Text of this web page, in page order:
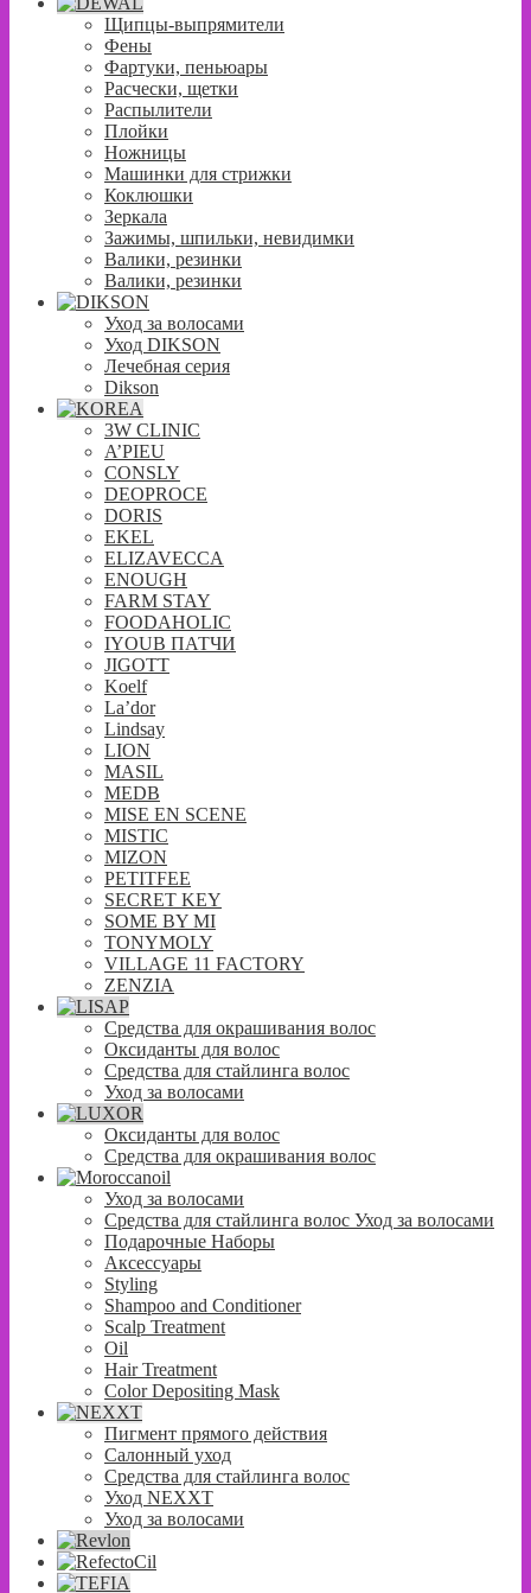
Щипцы-выпрямители
Фены
Фартуки, пеньюары
Расчески, щетки
Распылители
Плойки
Ножницы
Машинки для стрижки
Коклюшки
Зеркала
Зажимы, шпильки, невидимки
Валики, резинки
Валики, резинки
Уход за волосами
Уход DIKSON
Лечебная серия
Dikson
3W CLINIC
A’PIEU
CONSLY
DEOPROCE
DORIS
EKEL
ELIZAVECCA
ENOUGH
FARM STAY
FOODAHOLIC
IYOUB ПАТЧИ
JIGOTT
Koelf
La’dor
Lindsay
LION
MASIL
MEDB
MISE EN SCENE
MISTIC
MIZON
PETITFEE
SECRET KEY
SOME BY MI
TONYMOLY
VILLAGE 11 FACTORY
ZENZIA
Средства для окрашивания волос
Оксиданты для волос
Средства для стайлинга волос
Уход за волосами
Оксиданты для волос
Средства для окрашивания волос
Уход за волосами
Средства для стайлинга волос Уход за волосами
Подарочные Наборы
Аксессуары
Styling
Shampoo and Conditioner
Scalp Treatment
Oil
Hair Treatment
Color Depositing Mask
Пигмент прямого действия
Салонный уход
Средства для стайлинга волос
Уход NEXXT
Уход за волосами